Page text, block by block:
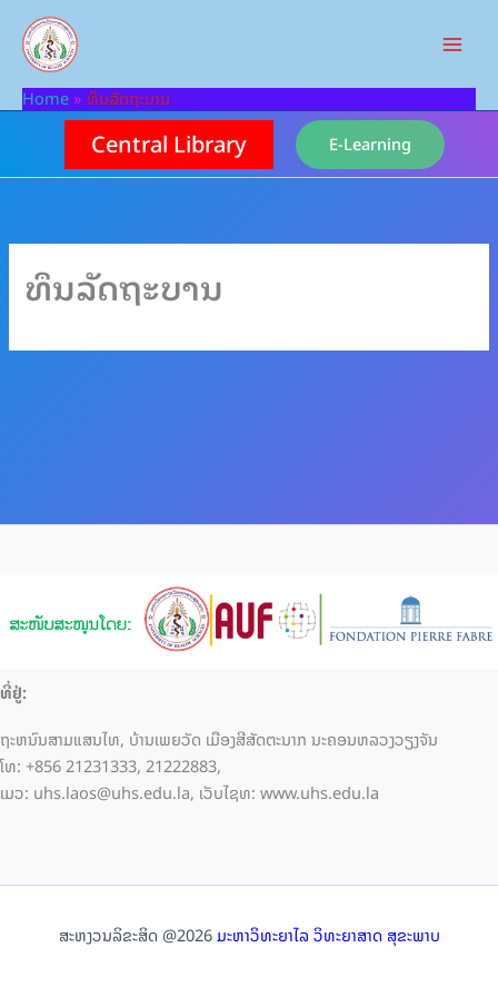
content
Home
ທຶນລັດຖະບານ
Central Library E-Learning
ທຶນລັດຖະບານ
ທີ່ຢູ່:
ຖະຫນົນສາມແສນໄທ, ບ້ານເພຍວັດ ເມືອງສີສັດຕະນາກ ນະຄອນຫລວງວຽງຈັນ
ໂທ: +856 21231333, 21222883,
ເມວ: uhs.laos@uhs.edu.la, ເວັບໄຊທ: www.uhs.edu.la
ສະຫງວນລິຂະສິດ @2026ມະຫາວິທະຍາໄລ ວິທະຍາສາດ ສຸຂະພາບ